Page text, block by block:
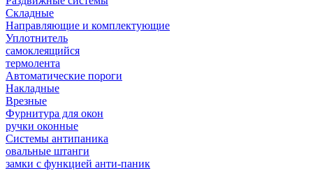
Складные
Направляющие и комплектующие
Уплотнитель
самоклеящийся
термолента
Автоматические пороги
Накладные
Врезные
Фурнитура для окон
ручки оконные
Системы антипаника
овальные штанги
замки с функцией анти-паник